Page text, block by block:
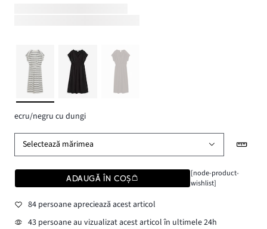
ecru/negru cu dungi
Selectează mărimea
ADAUGĂ ÎN COȘ
[node-product-
wishlist]
84 persoane apreciează acest articol
43 persoane au vizualizat acest articol în ultimele 24h